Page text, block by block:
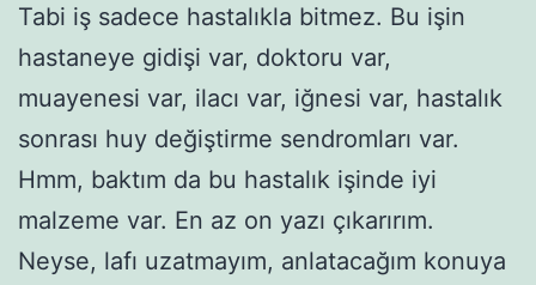
Tabi iş sadece hastalıkla bitmez. Bu işin
hastaneye gidişi var, doktoru var,
muayenesi var, ilacı var, iğnesi var, hastalık
sonrası huy değiştirme sendromları var.
Hmm, baktım da bu hastalık işinde iyi
malzeme var. En az on yazı çıkarırım.
Neyse, lafı uzatmayım, anlatacağım konuya